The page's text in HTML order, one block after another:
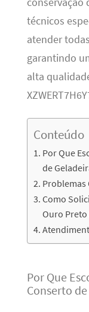
técnicos
atender
garantindo
alta
Conteúdo
Por Que
de
Problemas
Como
Ouro Preto
Por Que
Conserto